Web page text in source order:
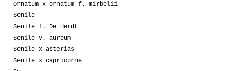
Ornatum x ornatum f. mirbelii
Senile
Senile f. De Herdt
Senile v. aureum
Senile x asterias
Senile x capricorne